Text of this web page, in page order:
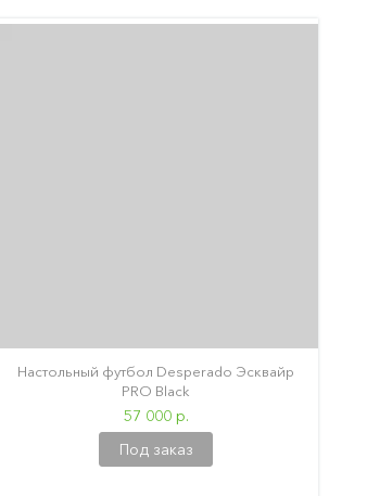
Настольный футбол Desperado Эсквайр
PRO Black
57 000 р.
Под заказ